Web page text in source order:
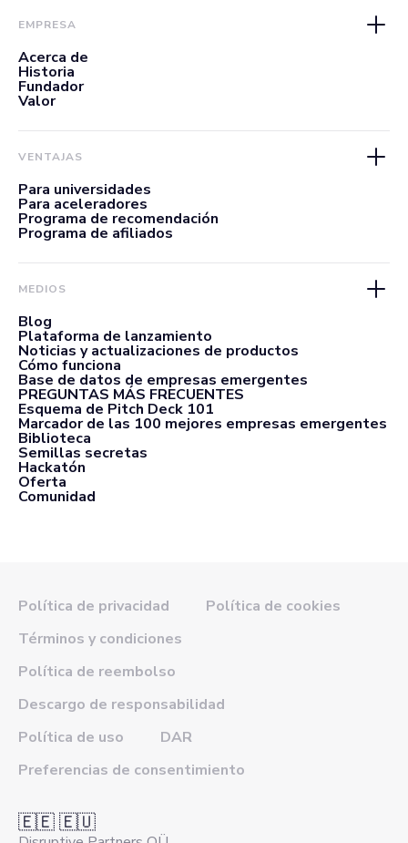
EMPRESA
Acerca de
Historia
Fundador
Valor
VENTAJAS
Para universidades
Para aceleradores
Programa de recomendación
Programa de afiliados
MEDIOS
Blog
Plataforma de lanzamiento
Noticias y actualizaciones de productos
Cómo funciona
Base de datos de empresas emergentes
PREGUNTAS MÁS FRECUENTES
Esquema de Pitch Deck 101
Marcador de las 100 mejores empresas emergentes
Biblioteca
Semillas secretas
Hackatón
Oferta
Comunidad
Política de privacidad
Política de cookies
Términos y condiciones
Política de reembolso
Descargo de responsabilidad
Política de uso
DAR
Preferencias de consentimiento
🇪🇪 🇪🇺